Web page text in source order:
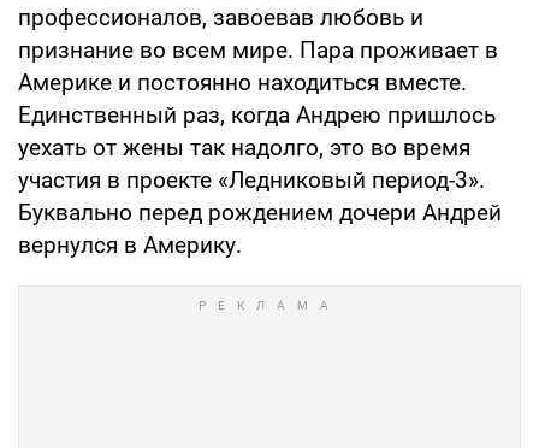
профессионалов, завоевав любовь и
признание во всем мире. Пара проживает в
Америке и постоянно находиться вместе.
Единственный раз, когда Андрею пришлось
уехать от жены так надолго, это во время
участия в проекте «Ледниковый период-3».
Буквально перед рождением дочери Андрей
вернулся в Америку.